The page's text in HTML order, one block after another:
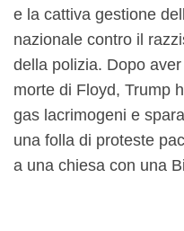
e la cattiva gestione
nazionale contro il
della polizia. Dopo
morte di Floyd, Trump
gas lacrimogeni e
una folla di proteste
a una chiesa con una